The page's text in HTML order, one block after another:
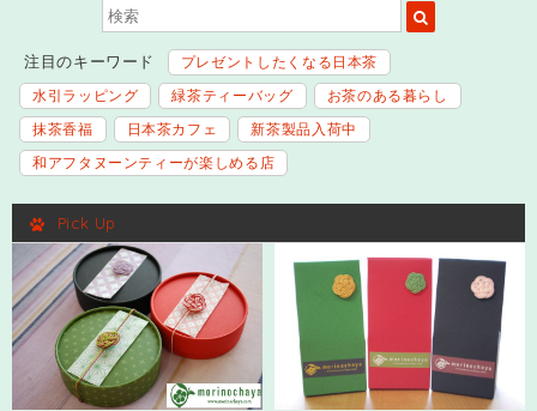
注目のキーワード
プレゼントしたくなる日本茶
水引ラッピング
緑茶ティーバッグ
お茶のある暮らし
抹茶香福
日本茶カフェ
新茶製品入荷中
和アフタヌーンティーが楽しめる店
Pick Up